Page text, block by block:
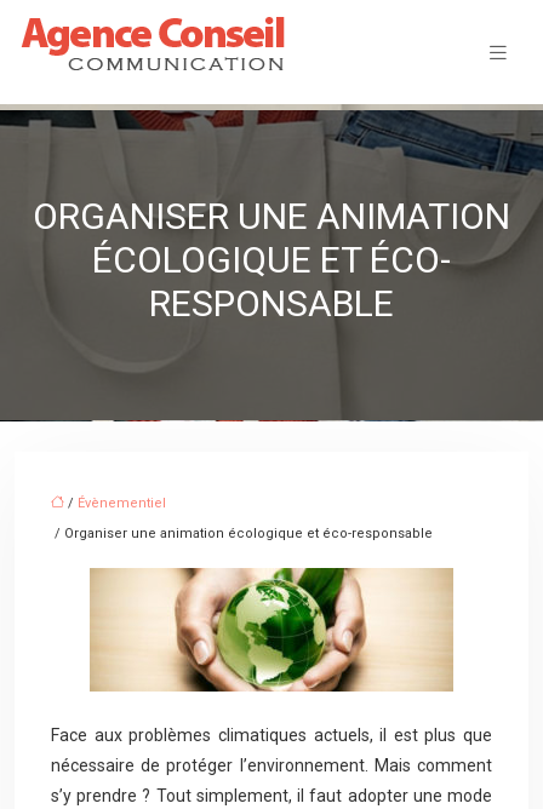
ORGANISER UNE ANIMATION
ÉCOLOGIQUE ET ÉCO-
RESPONSABLE
/ Évènementiel
/ Organiser une animation écologique et éco-responsable
Face aux problèmes climatiques actuels, il est plus que
nécessaire de protéger l’environnement. Mais comment
s’y prendre ? Tout simplement, il faut adopter une mode